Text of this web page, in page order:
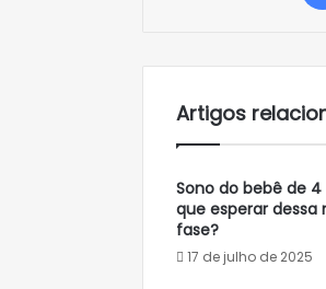
Artigos
Sono do bebê de 4
que esperar dessa
fase?
17 de julho de 2025